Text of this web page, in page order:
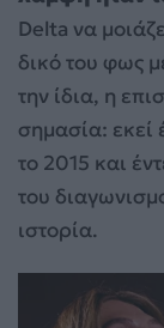
Delta να
δικό του φως
την ίδια, η
σημασία: εκεί
το 2015 και
του
ιστορία.